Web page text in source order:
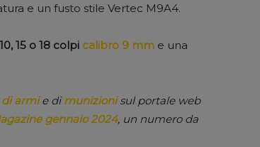
e un fusto stile Vertec M9A4.
15 o 18 colpi calibro 9 mm e una
di armie dimunizioni sul portale web
gennaio 2024, un numero da